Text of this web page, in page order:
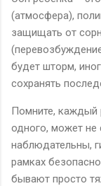
(атмосфера),
защищать от
будет шторм,
сохранять
Помните, каждый
одного, может не
наблюдательны,
рамках
бывают просто